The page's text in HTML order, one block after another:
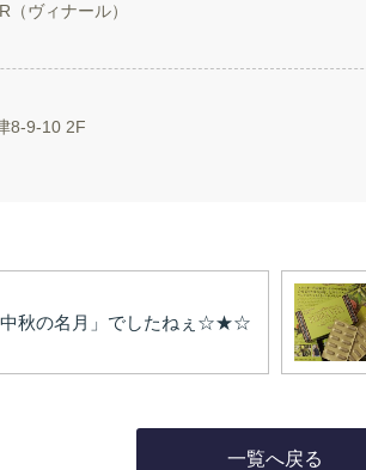
（ヴィナール）
8-9-10 2F
秋の名月」でしたねぇ☆★☆
一覧へ戻る